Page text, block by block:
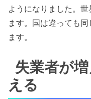
ようになりました。
ます。国は違っても
ます。
失業者が
える